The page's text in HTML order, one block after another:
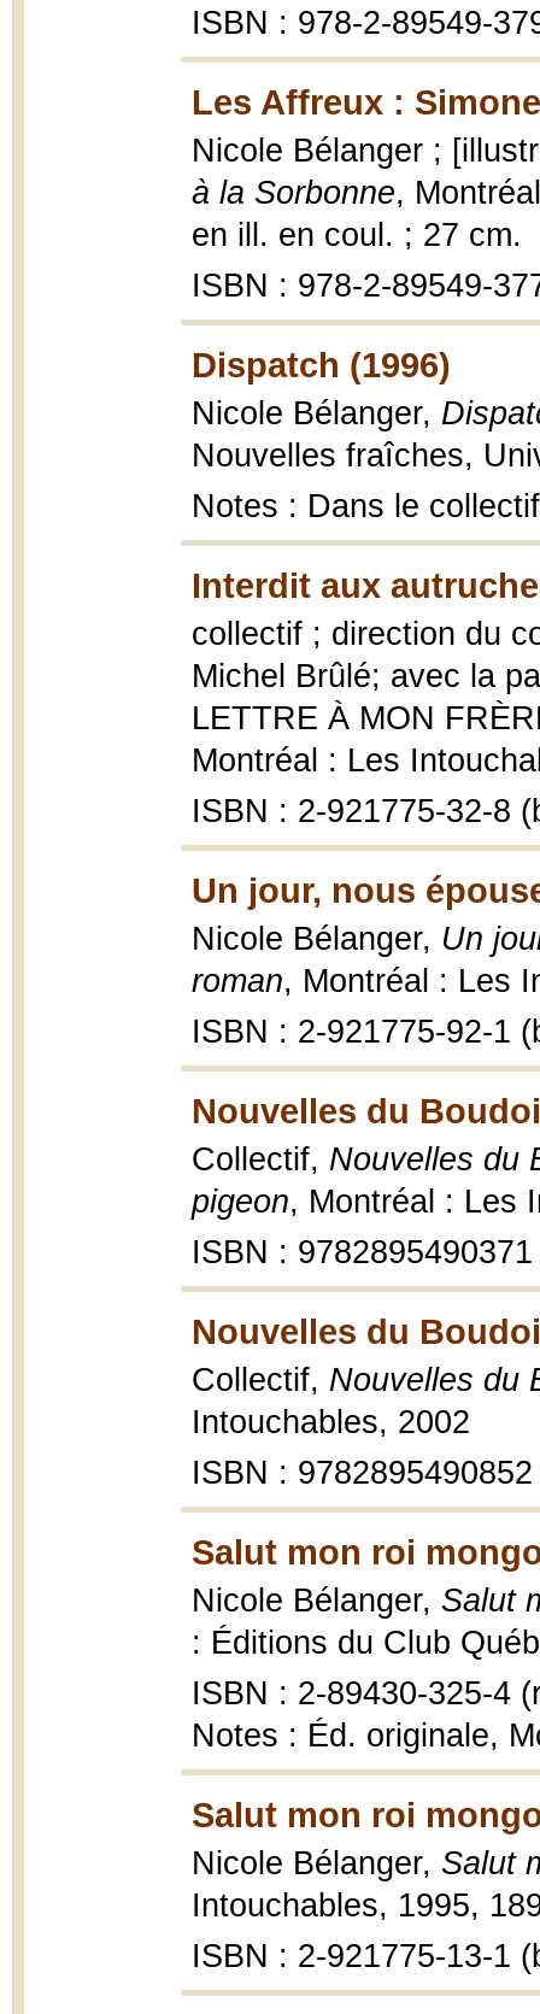
ISBN : 978-2-89549-
Les Affreux :
Nicole Bélanger ;
à la Sorbonne,
en ill. en coul. ; 27 cm.
ISBN : 978-2-89549-
Dispatch (1996)
Nicole Bélanger,
Nouvelles fraîches,
Notes : Dans le
Interdit aux
collectif ; direction du
Michel Brûlé; avec la
LETTRE À MON
Montréal : Les
ISBN : 2-921775-32-8
Un jour, nous
Nicole Bélanger, Un
roman, Montréal : Les
ISBN : 2-921775-92-1
Nouvelles du
Collectif, Nouvelles du
pigeon, Montréal : Les
ISBN : 9782895490371
Nouvelles du
Collectif, Nouvelles du
Intouchables, 2002
ISBN : 9782895490852
Salut mon roi
Nicole Bélanger, Salut
: Éditions du Club
ISBN : 2-89430-325-4
Notes : Éd. originale,
Salut mon roi
Nicole Bélanger, Salut
Intouchables, 1995,
ISBN : 2-921775-13-1